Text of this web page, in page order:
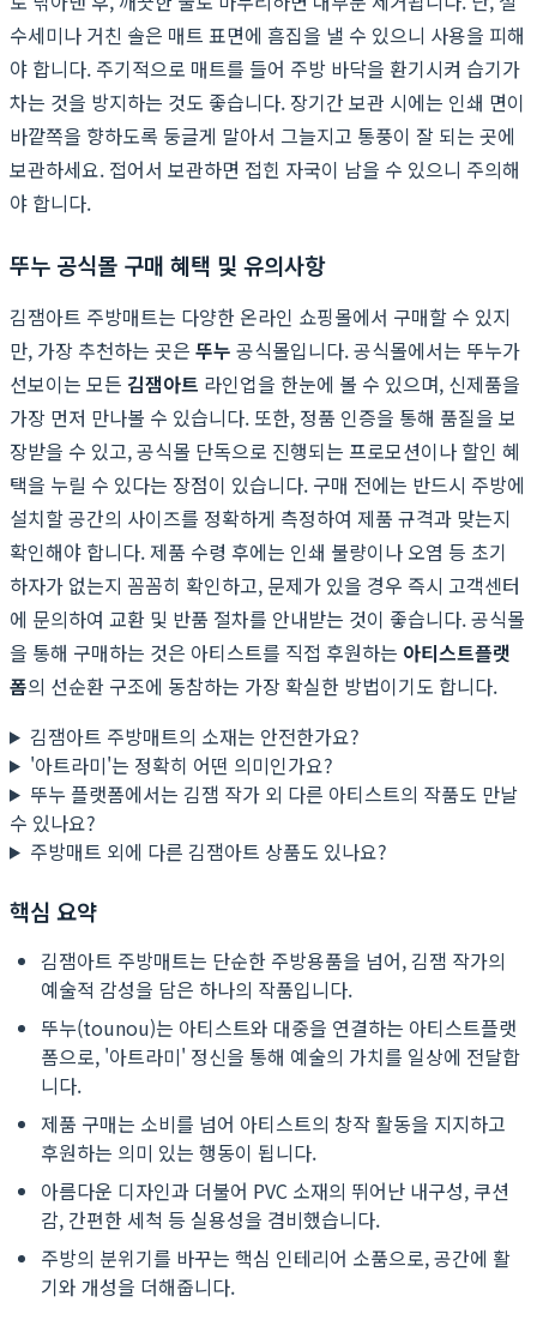
수세미나 거친 솔은 매트 표면에 흠집을 낼 수 있으니 사용을 피해
야 합니다. 주기적으로 매트를 들어 주방 바닥을 환기시켜 습기가
차는 것을 방지하는 것도 좋습니다. 장기간 보관 시에는 인쇄 면이
바깥쪽을 향하도록 둥글게 말아서 그늘지고 통풍이 잘 되는 곳에
보관하세요. 접어서 보관하면 접힌 자국이 남을 수 있으니 주의해
야 합니다.
뚜누 공식몰 구매 혜택 및 유의사항
김잼아트 주방매트는 다양한 온라인 쇼핑몰에서 구매할 수 있지
만, 가장 추천하는 곳은 뚜누 공식몰입니다. 공식몰에서는 뚜누가
선보이는 모든 김잼아트 라인업을 한눈에 볼 수 있으며, 신제품을
가장 먼저 만나볼 수 있습니다. 또한, 정품 인증을 통해 품질을 보
장받을 수 있고, 공식몰 단독으로 진행되는 프로모션이나 할인 혜
택을 누릴 수 있다는 장점이 있습니다. 구매 전에는 반드시 주방에
설치할 공간의 사이즈를 정확하게 측정하여 제품 규격과 맞는지
확인해야 합니다. 제품 수령 후에는 인쇄 불량이나 오염 등 초기
하자가 없는지 꼼꼼히 확인하고, 문제가 있을 경우 즉시 고객센터
에 문의하여 교환 및 반품 절차를 안내받는 것이 좋습니다. 공식몰
을 통해 구매하는 것은 아티스트를 직접 후원하는 아티스트플랫
폼의 선순환 구조에 동참하는 가장 확실한 방법이기도 합니다.
김잼아트 주방매트의 소재는 안전한가요?
'아트라미'는 정확히 어떤 의미인가요?
뚜누 플랫폼에서는 김잼 작가 외 다른 아티스트의 작품도 만날
수 있나요?
주방매트 외에 다른 김잼아트 상품도 있나요?
핵심 요약
김잼아트 주방매트는 단순한 주방용품을 넘어, 김잼 작가의
예술적 감성을 담은 하나의 작품입니다.
뚜누(tounou)는 아티스트와 대중을 연결하는 아티스트플랫
폼으로, '아트라미' 정신을 통해 예술의 가치를 일상에 전달합
니다.
제품 구매는 소비를 넘어 아티스트의 창작 활동을 지지하고
후원하는 의미 있는 행동이 됩니다.
아름다운 디자인과 더불어 PVC 소재의 뛰어난 내구성, 쿠션
감, 간편한 세척 등 실용성을 겸비했습니다.
주방의 분위기를 바꾸는 핵심 인테리어 소품으로, 공간에 활
기와 개성을 더해줍니다.